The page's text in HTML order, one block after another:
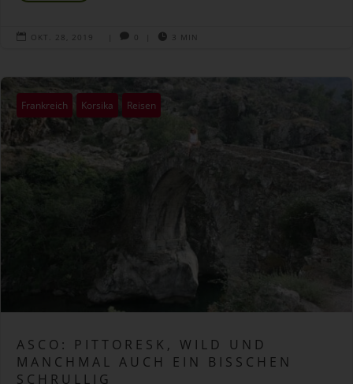
 OKT. 28, 2019  0  3 MIN
Frankreich Korsika Reisen
ASCO: PITTORESK, WILD UND
MANCHMAL AUCH EIN BISSCHEN
SCHRULLIG